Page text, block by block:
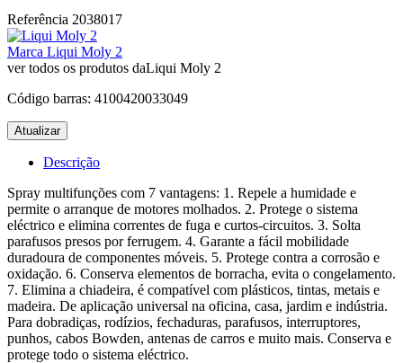
Referência 2038017
Marca Liqui Moly 2
ver todos os produtos daLiqui Moly 2
Código barras: 4100420033049
Descrição
Spray multifunções com 7 vantagens: 1. Repele a humidade e
permite o arranque de motores molhados. 2. Protege o sistema
eléctrico e elimina correntes de fuga e curtos-circuitos. 3. Solta
parafusos presos por ferrugem. 4. Garante a fácil mobilidade
duradoura de componentes móveis. 5. Protege contra a corrosão e
oxidação. 6. Conserva elementos de borracha, evita o congelamento.
7. Elimina a chiadeira, é compatível com plásticos, tintas, metais e
madeira. De aplicação universal na oficina, casa, jardim e indústria.
Para dobradiças, rodízios, fechaduras, parafusos, interruptores,
punhos, cabos Bowden, antenas de carros e muito mais. Conserva e
protege todo o sistema eléctrico.